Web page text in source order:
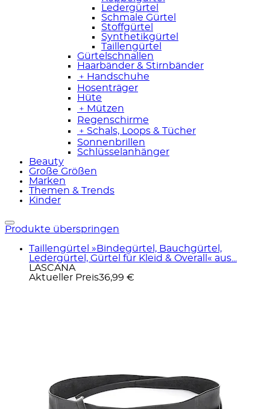
Ledergürtel
Schmale Gürtel
Stoffgürtel
Synthetikgürtel
Taillengürtel
Gürtelschnallen
Haarbänder & Stirnbänder
﹢ Handschuhe
Hosenträger
Hüte
﹢ Mützen
Regenschirme
﹢ Schals, Loops & Tücher
Sonnenbrillen
Schlüsselanhänger
Beauty
Große Größen
Marken
Themen & Trends
Kinder
Produkte überspringen
Taillengürtel »Bindegürtel, Bauchgürtel,
Ledergürtel, Gürtel für Kleid & Overall« aus...
LASCANA
Aktueller Preis36,99 €